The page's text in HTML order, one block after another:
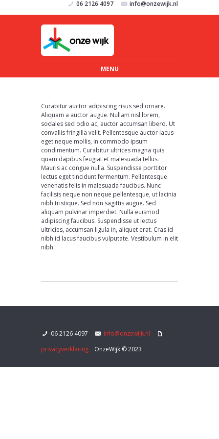
06 2126 4097 info@onzewijk.nl
MENU
graph
y
Webs
ite
Curabitur auctor adipiscing risus sed ornare.
Aliquam a auctor augue. Nullam nisl lorem,
sodales sed odio ac, auctor accumsan libero. Ut
convallis fringilla velit. Pellentesque auctor lacus
eget neque mollis, in commodo ipsum
condimentum. Curabitur ultrices magna quis
quam dapibus feugiat et malesuada tellus.
Mauris ac congue nulla. Suspendisse porttitor
lectus eget tincidunt fermentum. Pellentesque
venenatis felis in malesuada faucibus. Nunc
facilisis neque non neque pellentesque, ut lacinia
nibh tristique. Sed non sagittis augue. Sed
aliquam pulvinar imperdiet. Nulla euismod
adipiscing faucibus. Suspendisse ut lectus
ultricies, accumsan ligula in, aliquet erat. Cras id
nibh id lacus faucibus vulputate. Vestibulum in elit
nibh.
06 2126 4097
info@onzewijk.nl
privacyverklaring OnzeWijk © 2023